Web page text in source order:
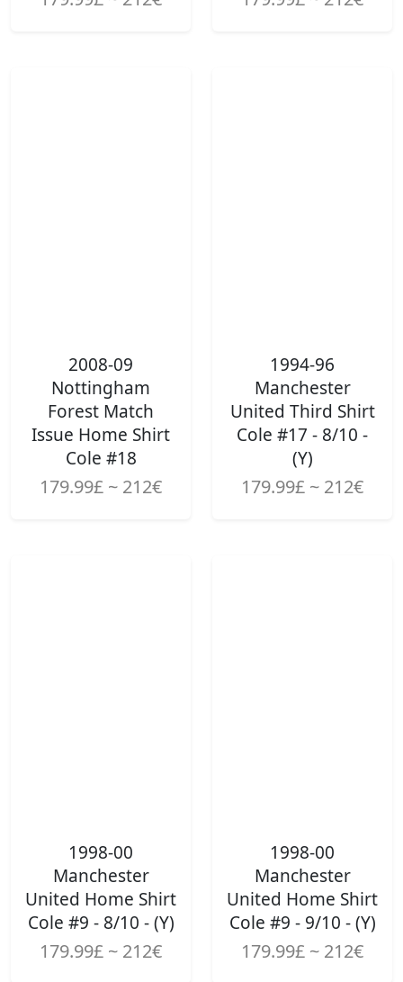
2008-09
Nottingham
Forest Match
Issue Home Shirt
Cole #18
179.99£ ~ 212€
1994-96
Manchester
United Third Shirt
Cole #17 - 8/10 -
(Y)
179.99£ ~ 212€
1998-00
Manchester
United Home Shirt
Cole #9 - 8/10 - (Y)
179.99£ ~ 212€
1998-00
Manchester
United Home Shirt
Cole #9 - 9/10 - (Y)
179.99£ ~ 212€